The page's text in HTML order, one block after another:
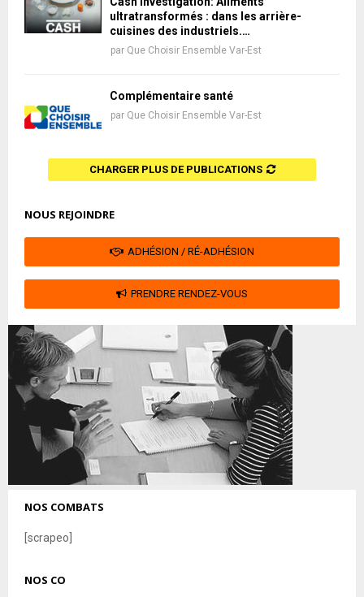
ultratransformés : dans les arrière-
cuisines des industriels.…
par Que Choisir Ensemble Var-Est
Complémentaire santé
par Que Choisir Ensemble Var-Est
CHARGER PLUS DE PUBLICATIONS
NOUS REJOINDRE
ADHÉSION / RÉ-ADHÉSION
PRENDRE RENDEZ-VOUS
NOS COMBATS
[scrapeo]
NOS CO